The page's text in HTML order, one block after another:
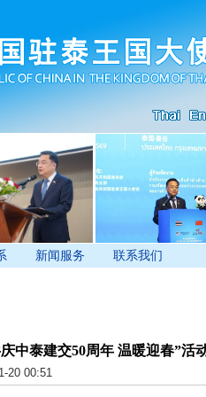
新闻服务 联系我们
中泰建交50周年 温暖迎春”活
20 00:51